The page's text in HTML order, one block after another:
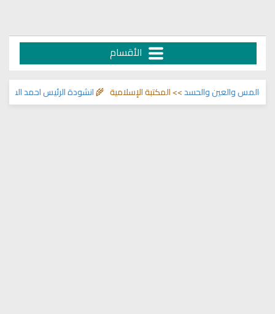
الأقسام
انشودة الرئيس احمد الشرع>> والعين والحسد>> المكتبة الإسلامية 🌾